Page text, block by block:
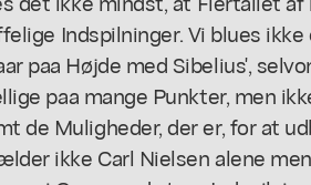
Indspilninger. Vi blues ikke
paa Højde med Sibelius',
paa mange Punkter, men
de Muligheder, der er, for at
ikke Carl Nielsen alene